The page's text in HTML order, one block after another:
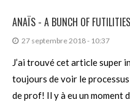
ANAÏS - A BUNCH OF FUTILITIES
27 septembre 2018 - 10:37
J’ai trouvé cet article super
toujours de voir le
de prof! Il y à eu un moment